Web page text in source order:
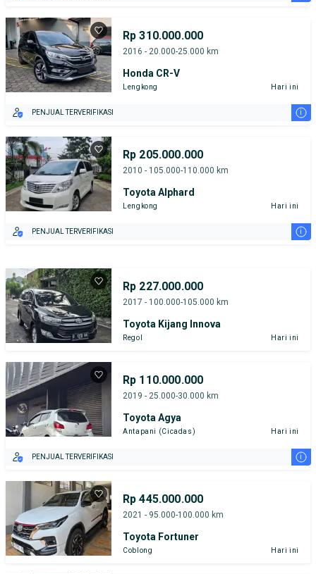
Rp 310.000.000
2016 - 20.000-25.000 km
Honda CR-V
Lengkong Hari ini
PENJUAL TERVERIFIKASI i
Rp 205.000.000
2010 - 105.000-110.000 km
Toyota Alphard
Lengkong Hari ini
PENJUAL TERVERIFIKASI i
Rp 227.000.000
2017 - 100.000-105.000 km
Toyota Kijang Innova
Regol Hari ini
Rp 110.000.000
2019 - 25.000-30.000 km
Toyota Agya
Antapani (Cicadas) Hari ini
PENJUAL TERVERIFIKASI i
Rp 445.000.000
2021 - 95.000-100.000 km
Toyota Fortuner
Coblong Hari ini